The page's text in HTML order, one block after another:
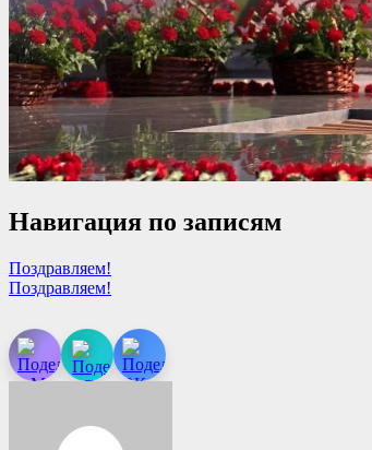
Навигация по записям
Поздравляем!
Поздравляем!